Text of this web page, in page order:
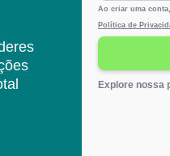
Ao criar uma
Política de
Explore nossa